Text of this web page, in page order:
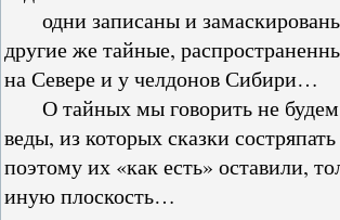
одни записаны и
другие же тайные,
на Севере и у челдонов Сибири…
О тайных мы говорить не
веды, из которых сказки
поэтому их «как есть» оставили,
иную плоскость…